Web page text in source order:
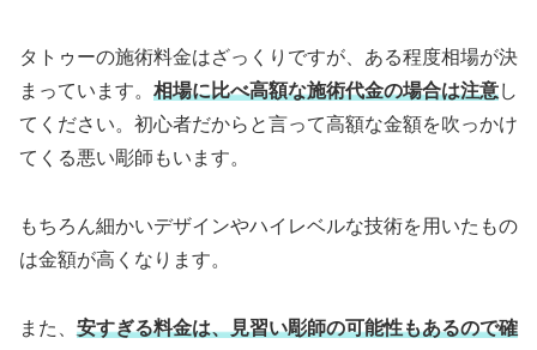
タトゥーの施術料金はざっくりですが、ある程度相場が決
まっています。 相場に比べ高額な施術代金の場合は注意し
てください。初心者だからと言って高額な金額を吹っかけ
てくる悪い彫師もいます。
もちろん細かいデザインやハイレベルな技術を用いたもの
は金額が高くなります。
また、 安すぎる料金は、見習い彫師の可能性もあるので確